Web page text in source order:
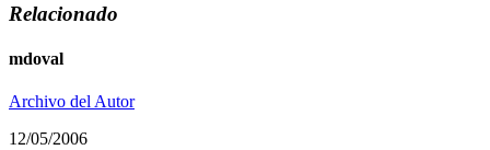
Relacionado
mdoval
Archivo del Autor
12/05/2006